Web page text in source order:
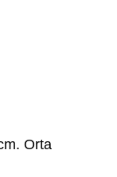
Orta